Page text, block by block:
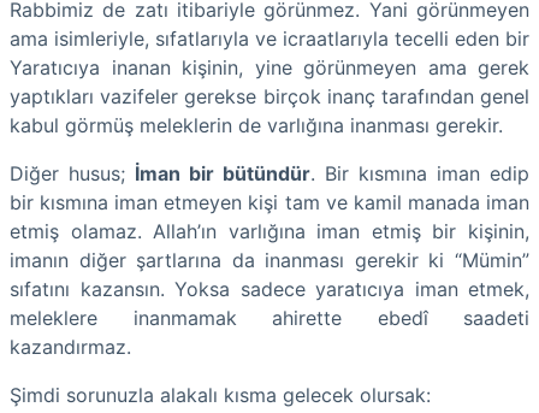
Rabbimiz de zatı itibariyle görünmez. Yani görünmeyen
ama isimleriyle, sıfatlarıyla ve icraatlarıyla tecelli eden bir
Yaratıcıya inanan kişinin, yine görünmeyen ama gerek
yaptıkları vazifeler gerekse birçok inanç tarafından genel
kabul görmüş meleklerin de varlığına inanması gerekir.
Diğer husus; İman bir bütündür. Bir kısmına iman edip
bir kısmına iman etmeyen kişi tam ve kamil manada iman
etmiş olamaz. Allah’ın varlığına iman etmiş bir kişinin,
imanın diğer şartlarına da inanması gerekir ki “Mümin”
sıfatını kazansın. Yoksa sadece yaratıcıya iman etmek,
meleklere inanmamak ahirette ebedî saadeti
kazandırmaz.
Şimdi sorunuzla alakalı kısma gelecek olursak: